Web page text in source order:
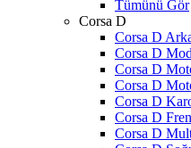
Tümünü Gör
Corsa D
Corsa D
Corsa D
Corsa D
Corsa D
Corsa D
Corsa D
Corsa D